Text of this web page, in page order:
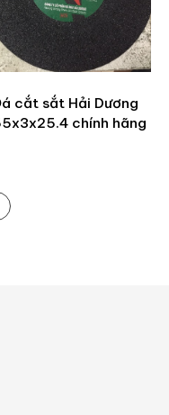
cắt sắt Hải Dương
chính hãng
Page